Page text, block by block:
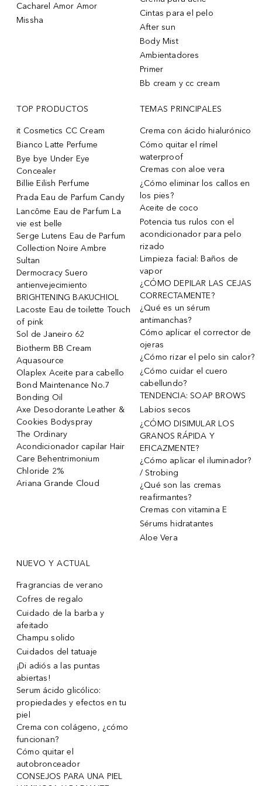
Cacharel Amor Amor
Missha
Cintas para el pelo
After sun
Body Mist
Ambientadores
Primer
Bb cream y cc cream
TOP PRODUCTOS
it Cosmetics CC Cream
Bianco Latte Perfume
Bye bye Under Eye
Concealer
Billie Eilish Perfume
Prada Eau de Parfum Candy
Lancôme Eau de Parfum La
vie est belle
Serge Lutens Eau de Parfum
Collection Noire Ambre
Sultan
Dermocracy Suero
antienvejecimiento
BRIGHTENING BAKUCHIOL
Lacoste Eau de toilette Touch
of pink
Sol de Janeiro 62
Biotherm BB Cream
Aquasource
Olaplex Aceite para cabello
Bond Maintenance No.7
Bonding Oil
Axe Desodorante Leather &
Cookies Bodyspray
The Ordinary
Acondicionador capilar Hair
Care Behentrimonium
Chloride 2%
Ariana Grande Cloud
TEMAS PRINCIPALES
Crema con ácido hialurónico
Cómo quitar el rímel
waterproof
Cremas con aloe vera
¿Cómo eliminar los callos en
los pies?
Aceite de coco
Potencia tus rulos con el
acondicionador para pelo
rizado
Limpieza facial: Baños de
vapor
¿CÓMO DEPILAR LAS CEJAS
CORRECTAMENTE?
¿Qué es un sérum
antimanchas?
Cómo aplicar el corrector de
ojeras
¿Cómo rizar el pelo sin calor?
¿Cómo cuidar el cuero
cabellundo?
TENDENCIA: SOAP BROWS
Labios secos
¿CÓMO DISIMULAR LOS
GRANOS RÁPIDA Y
EFICAZMENTE?
¿Cómo aplicar el iluminador?
/ Strobing
¿Qué son las cremas
reafirmantes?
Cremas con vitamina E
Sérums hidratantes
Aloe Vera
NUEVO Y ACTUAL
Fragrancias de verano
Cofres de regalo
Cuidado de la barba y
afeitado
Champu solido
Cuidados del tatuaje
¡Di adiós a las puntas
abiertas!
Serum ácido glicólico:
propiedades y efectos en tu
piel
Crema con colágeno, ¿cómo
funcionan?
Cómo quitar el
autobronceador
CONSEJOS PARA UNA PIEL